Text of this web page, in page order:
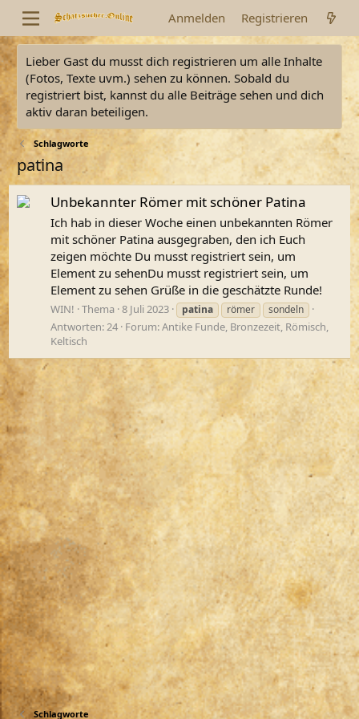
Anmelden Registrieren
Lieber Gast du musst dich registrieren um alle Inhalte
(Fotos, Texte uvm.) sehen zu können. Sobald du
registriert bist, kannst du alle Beiträge sehen und dich
aktiv daran beteiligen.
Schlagworte
patina
Unbekannter Römer mit schöner Patina
Ich hab in dieser Woche einen unbekannten Römer
mit schöner Patina ausgegraben, den ich Euch
zeigen möchte Du musst registriert sein, um
Element zu sehenDu musst registriert sein, um
Element zu sehen Grüße in die geschätzte Runde!
WIN! Thema 8 Juli 2023 patina römer sondeln
Antworten: 24 Forum:Antike Funde, Bronzezeit, Römisch,
Keltisch
Schlagworte